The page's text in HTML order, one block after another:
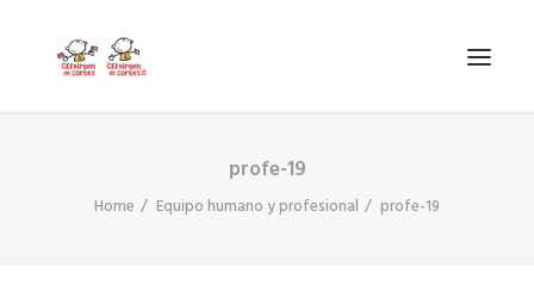
VIRGEN DE CORTES
profe-19
Home Equipo humano y profesional profe-19